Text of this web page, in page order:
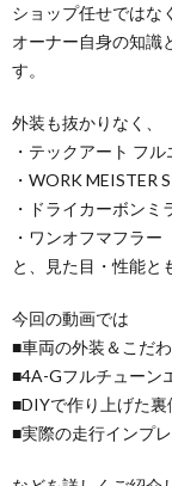
ショップ任せではな
オーナー自身の知識
す。
外装も抜かりなく、
・テックアート フ
・WORK MEISTER
・ドライカーボンミ
・ワンオフマフラー
と、見た目・性能と
今回の動画では
■車両の外装＆こだ
■4A-Gフルチューン
■DIYで作り上げた裏
■実際の走行インプ